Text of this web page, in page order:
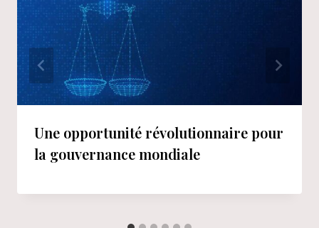
Une opportunité révolutionnaire pour
la gouvernance mondiale